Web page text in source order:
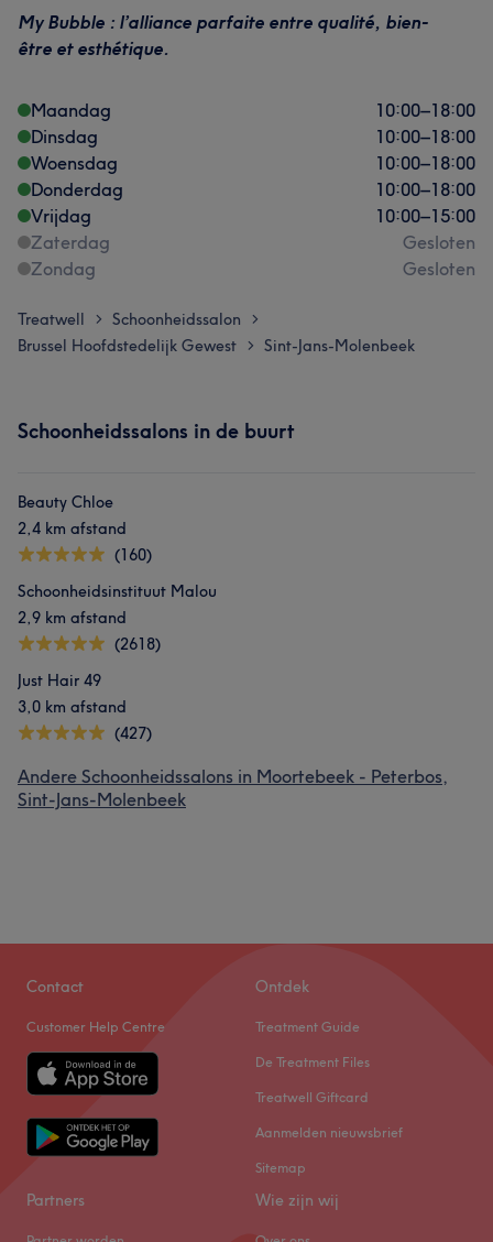
My Bubble : l’alliance parfaite entre qualité, bien-
être et esthétique.
Maandag 10:00–18:00
Dinsdag
10:00–18:00
Woensdag
10:00–18:00
Donderdag
10:00–18:00
Vrijdag
10:00–15:00
Zaterdag
Gesloten
Zondag
Gesloten
Treatwell > Schoonheidssalon >
Brussel Hoofdstedelijk Gewest > Sint-Jans-Molenbeek
Schoonheidssalons in de buurt
Beauty Chloe
2,4 km afstand
(160)
Schoonheidsinstituut Malou
2,9 km afstand
(2618)
Just Hair 49
3,0 km afstand
(427)
Andere Schoonheidssalons in Moortebeek - Peterbos,
Sint-Jans-Molenbeek
Contact
Customer Help Centre
Ontdek
Treatment Guide
De Treatment Files
Treatwell Giftcard
Aanmelden nieuwsbrief
Sitemap
Partners Wie zijn wij